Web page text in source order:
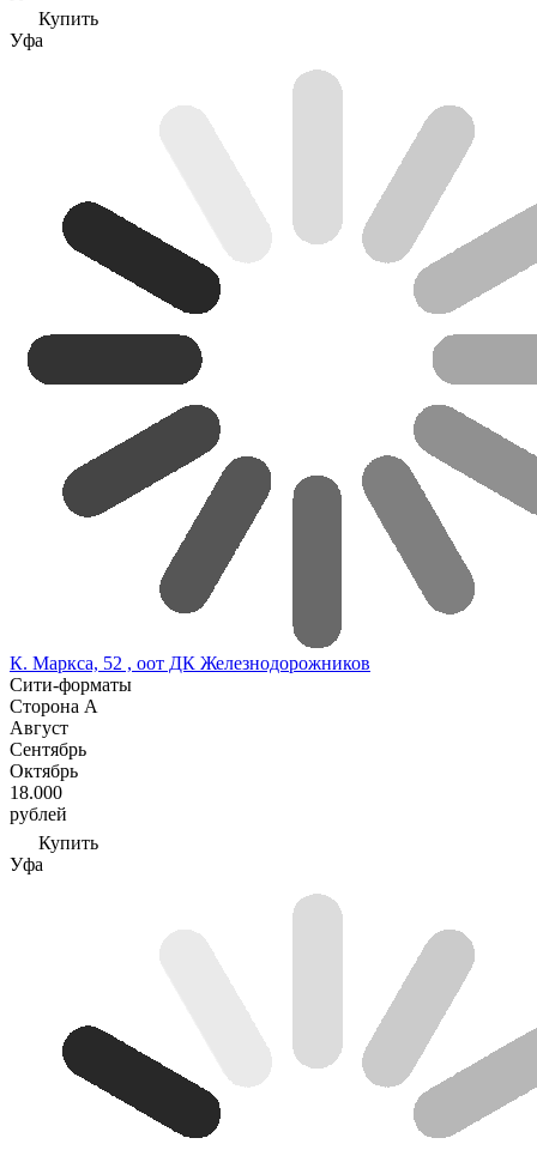
Купить
Уфа
К. Маркса, 52 , оот ДК Железнодорожников
Сити-форматы
Сторона А
Август
Сентябрь
Октябрь
18.000
рублей
Купить
Уфа